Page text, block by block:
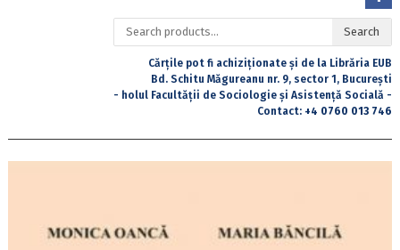
Search
for:
Search
Cărțile pot fi achiziționate și de la Librăria EUB
Bd. Schitu Măgureanu nr. 9, sector 1, București
- holul Facultății de Sociologie și Asistență Socială -
Contact: +4 0760 013 746